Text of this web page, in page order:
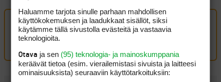
Oma kommentti
Kirjaudu sisään kommentoidaksesi
Haluamme tarjota sinulle parhaan mahdollisen
käyttökokemuksen ja laadukkaat sisällöt, siksi
käytämme tällä sivustolla evästeitä ja vastaavia
teknologioita.
Otava ja sen (95) teknologia- ja mainoskumppania
keräävät tietoa (esim. vierailemis­tasi sivuista ja laitteesi
ominaisuuk­sista) seuraaviin käyttötarkoituksiin: